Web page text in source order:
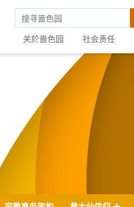
搜寻关键字
关於啬色园
社会责任